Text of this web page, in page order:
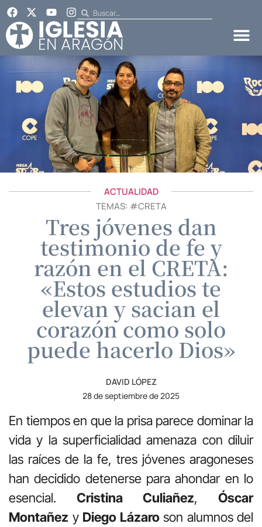
ACTUALIDAD
TEMAS: #CRETA
Tres jóvenes dan
testimonio de fe y
razón en el CRETA:
«Estos estudios te
elevan y sacian el
corazón como solo
puede hacerlo Dios»
DAVID LÓPEZ
28 de septiembre de 2025
En tiempos en que la prisa parece dominar la
vida y la superficialidad amenaza con diluir
las raíces de la fe, tres jóvenes aragoneses
han decidido detenerse para ahondar en lo
esencial. Cristina Culiañez, Óscar
Montañez y Diego Lázaroson alumnos del